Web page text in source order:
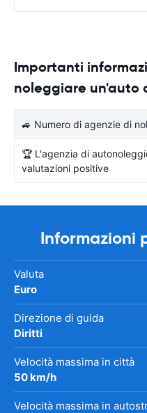
Importanti
noleggiare un'auto
🚙 Numero di agenzie di
🏆 L'agenzia di
valutazioni positive
Informazioni
Valuta
Euro
Direzione di guida
Diritti
Velocità massima in città
50 km/h
Velocità massima in